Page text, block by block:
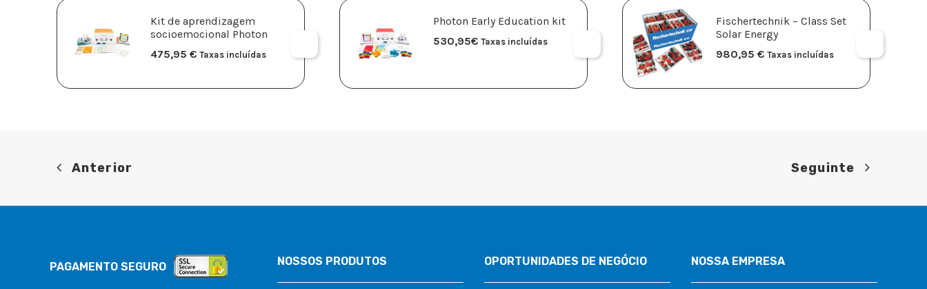
Kit de aprendizagem
socioemocional Photon
475,95 € Taxas incluídas
Photon Early Education kit
530,95€ Taxas incluídas
Fischertechnik – Class Set
Solar Energy
980,95 € Taxas incluídas
Anterior Seguinte
PAGAMENTO SEGURO NOSSOS PRODUTOS OPORTUNIDADES DE NEGÓCIO NOSSA EMPRESA